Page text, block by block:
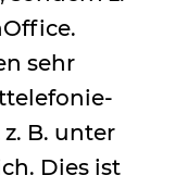
sehr
B. unter
Dies ist